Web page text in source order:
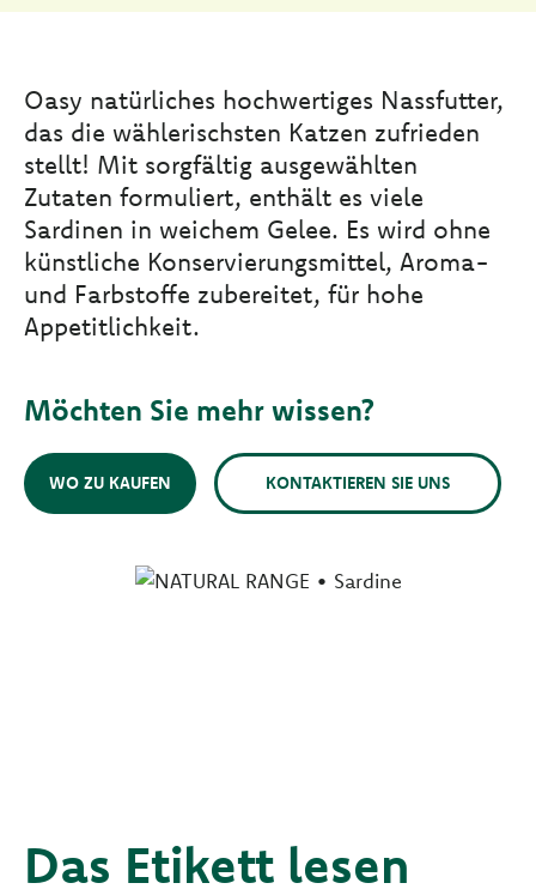
Oasy natürliches hochwertiges Nassfutter,
das die wählerischsten Katzen zufrieden
stellt! Mit sorgfältig ausgewählten
Zutaten formuliert, enthält es viele
Sardinen in weichem Gelee. Es wird ohne
künstliche Konservierungsmittel, Aroma-
und Farbstoffe zubereitet, für hohe
Appetitlichkeit.
Möchten Sie mehr wissen?
WO ZU KAUFEN KONTAKTIEREN SIE UNS
Das Etikett lesen